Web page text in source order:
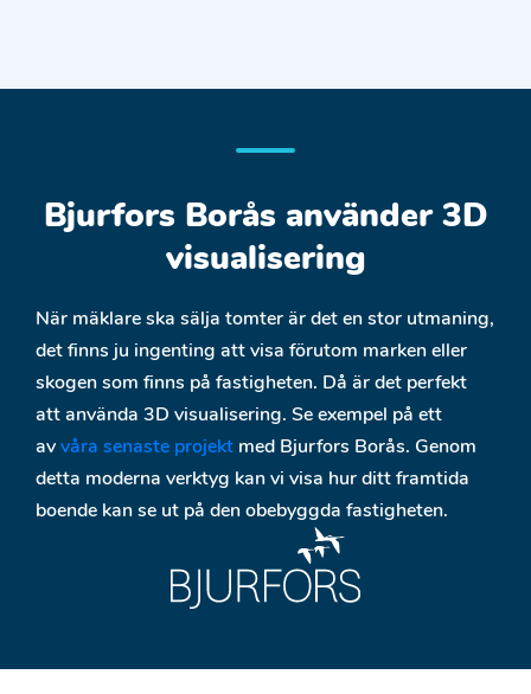
Bjurfors Borås använder 3D
visualisering
När mäklare ska sälja tomter är det en stor utmaning,
det finns ju ingenting att visa förutom marken eller
skogen som finns på fastigheten. Då är det perfekt
att använda 3D visualisering. Se exempel på ett
avvåra senaste projekt med Bjurfors Borås. Genom
detta moderna verktyg kan vi visa hur ditt framtida
boende kan se ut på den obebyggda fastigheten.